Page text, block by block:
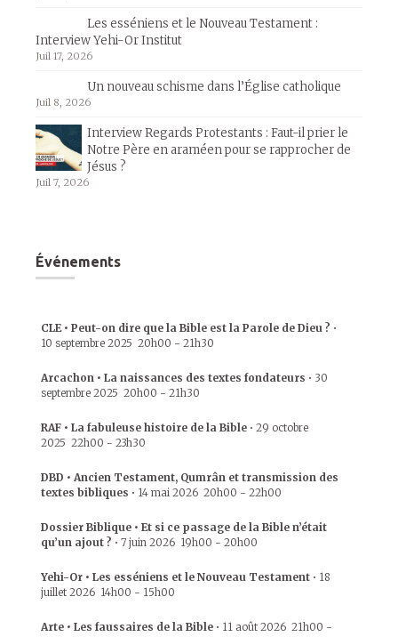
Les esséniens et le Nouveau Testament :
Interview Yehi-Or Institut
Juil 17, 2026
Un nouveau schisme dans l’Église catholique
Juil 8, 2026
Interview Regards Protestants : Faut-il prier le
Notre Père en araméen pour se rapprocher de
Jésus ?
Juil 7, 2026
Événements
CLE • Peut-on dire que la Bible est la Parole de Dieu ? •
10 septembre 2025 20h00 - 21h30
Arcachon • La naissances des textes fondateurs • 30
septembre 2025 20h00 - 21h30
RAF • La fabuleuse histoire de la Bible • 29 octobre
2025 22h00 - 23h30
DBD • Ancien Testament, Qumrân et transmission des
textes bibliques • 14 mai 2026 20h00 - 22h00
Dossier Biblique • Et si ce passage de la Bible n’était
qu’un ajout ? • 7 juin 2026 19h00 - 20h00
Yehi-Or • Les esséniens et le Nouveau Testament • 18
juillet 2026 14h00 - 15h00
Arte • Les faussaires de la Bible • 11 août 2026 21h00 -